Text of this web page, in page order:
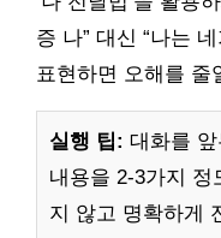
증 나” 대신 “나는
표현하면 오해를 줄
실행 팁: 대화를
내용을 2-3가지 정
지 않고 명확하게